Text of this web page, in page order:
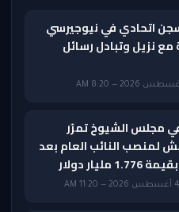
اتحادي في نيوجيرسي
نزيل وتبادل رسائل
مجلس الشيوخ تمرّر
لمنصب النائب العام بعد
دولار